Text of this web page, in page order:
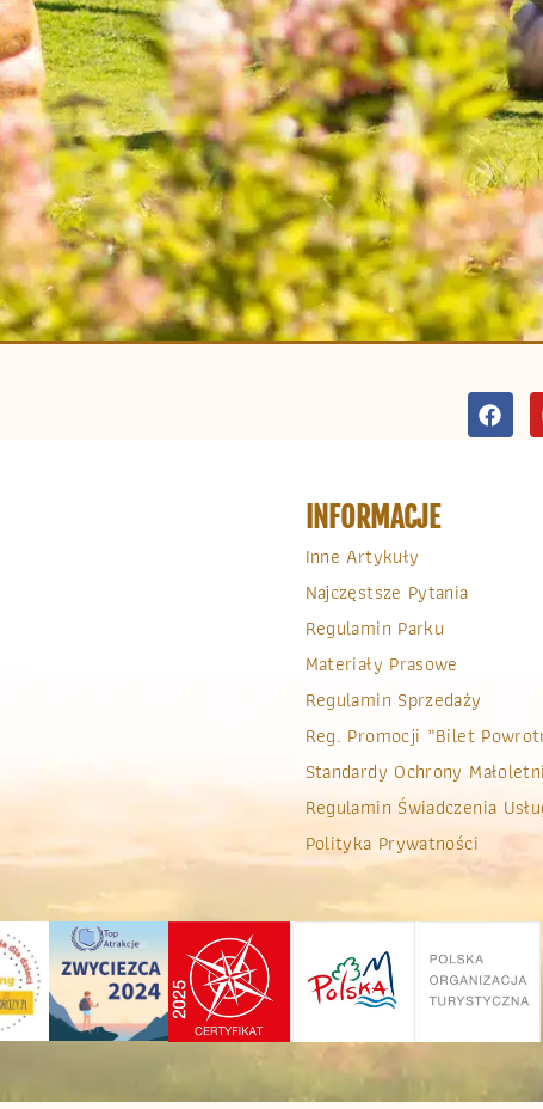
INFORMACJE
Inne Artykuły
Najczęstsze Pytania
Regulamin Parku
Materiały Prasowe
Regulamin Sprzedaży
Reg. Promocji „bilet
Standardy Ochrony
Regulamin Świadczenia
Polityka Prywatności